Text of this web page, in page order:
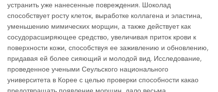
устранить уже нанесенные повреждения. Шоколад
способствует росту клеток, выработке коллагена и эластина,
уменьшению мимических морщин, а также действует как
сосудорасширяющее средство, увеличивая приток крови к
поверхности кожи, способствуя ее заживлению и обновлению,
придавая ей более сияющий и молодой вид. Исследование,
проведенное учеными Сеульского национального
университета в Корее с целью проверки способности какао